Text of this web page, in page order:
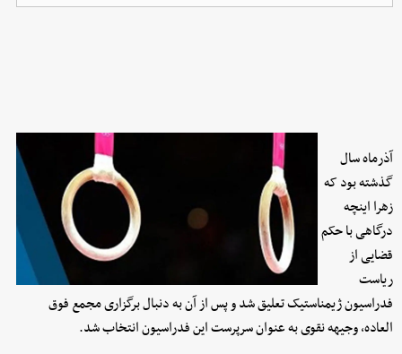
آذرماه سال
گذشته بود که
زهرا اینچه
درگاهی با حکم
قضایی از
ریاست
فدراسیون ژیمناستیک تعلیق شد و پس از آن به دنبال برگزاری مجمع فوق
العاده، وجیهه نقوی به عنوان سرپرست این فدراسیون انتخاب شد.